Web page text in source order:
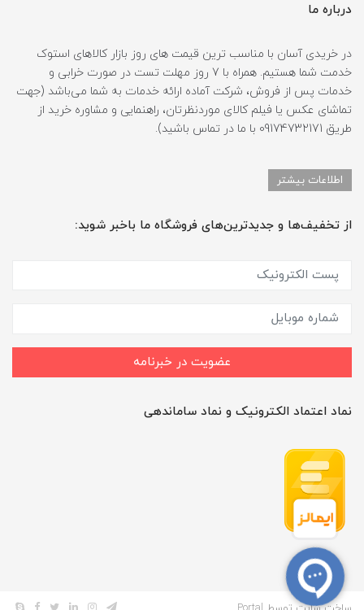
درباره ما
در خریدی آسان با مناسب ترین قیمت های روز بازار کالاهای استوک
خدمت شما هستیم. همراه با 7 روز مهلت تست در صورت خرابی و
خدمات پس از فروش، شرکت آماده ارائه خدمات به شما می‌باشد (جهت
تماشای عکس یا فیلم کالای موردنظرتان، راهنمایی و مشاوره خرید از
طریق 09174732171 با ما در تماس باشید).
اطلاعات بیشتر
از تخفیف‌ها و جدیدترین‌های فروشگاه ما باخبر شوید:
عضویت در خبرنامه
نماد اعتماد الکترونیک و نماد ساماندهی